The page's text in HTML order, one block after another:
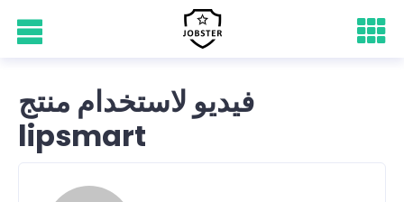
فيديو لاستخدام منتج
lipsmart